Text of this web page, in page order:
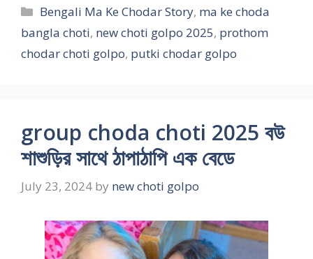
Categories
Bengali Ma Ke Chodar Story, ma ke choda
bangla choti, new choti golpo 2025, prothom
chodar choti golpo, putki chodar golpo
group choda choti 2025 বউ
শাশুড়ির সাথে ঠাপাঠাপি এক বেডে
July 23, 2024 by new choti golpo